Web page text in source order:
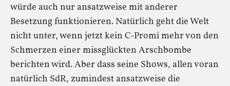
würde auch nur ansatzweise mit anderer
Besetzung funktionieren. Natürlich geht die Welt
nicht unter, wenn jetzt kein C-Promi mehr von den
Schmerzen einer missglückten Arschbombe
berichten wird. Aber dass seine Shows, allen voran
natürlich SdR, zumindest ansatzweise die